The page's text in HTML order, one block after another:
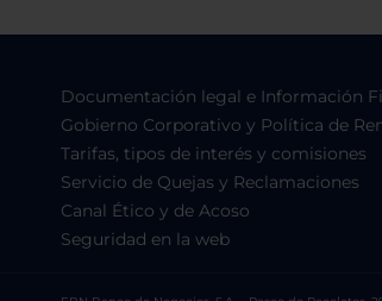
Documentación legal e Información
Gobierno Corporativo y Política de
Tarifas, tipos de interés y comisiones
Servicio de Quejas y Reclamaciones
Canal Ético y de Acoso
Seguridad en la web